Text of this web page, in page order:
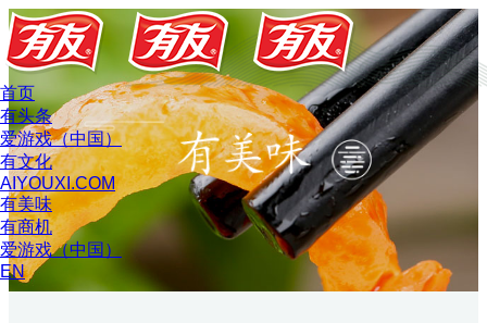
首页
有头条
爱游戏（中国）
有文化
AIYOUXI.COM
有美味
有商机
爱游戏（中国）
EN